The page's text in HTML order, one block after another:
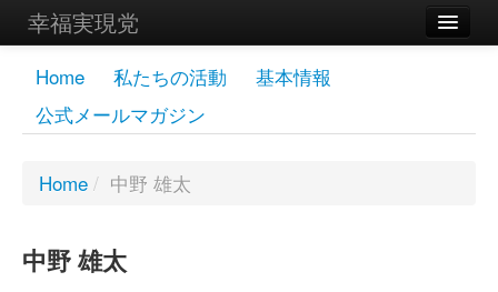
幸福実現党
メンバーズページ
党員
幸福の科学グループ
Home 私たちの活動
基本情報
公式メールマガジン
Home / 中野 雄太
中野 雄太